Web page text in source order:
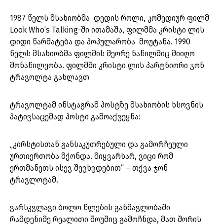
1987 წელს მსახიობმა დედის როლი, კომედიურ ფილმ
Look Who’s Talking-ში ითამაშა, ფილმმა კრისტი ლის
დიდი წარმატება და პოპულარობა მოუტანა. 1990
წელს მსახიობმა ფილმის მეორე ნაწილშიც მიიღო
მონაწილეობა. ფილმში კრისტი ლის პარტნიორი ჯონ
ტრავოლტა გახლავთ
ტრავოლტამ ინსტაგრამ პოსტზე მსახიობის ხსოვნის
პატივსაცემად პოსტი გამოაქვეყნა:
„კირსტისთან განსაკუთრებული და გამორჩეული
ურთიერთობა მქონდა. მიყვარხარ, ვიცი რომ
ერთმანეთს ისევ შევხვდებით“ – თქვა ჯონ
ტრავლოტამ.
ვარსკვლავი ბოლო წლების განმავლობაში
რამდენიმე რეალითი შოუშიც გამოჩნდა, მათ შორის